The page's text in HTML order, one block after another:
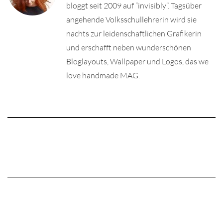
bloggt seit 2009 auf “invisibly”. Tagsüber
angehende Volksschullehrerin wird sie
nachts zur leidenschaftlichen Grafikerin
und erschafft neben wunderschönen
Bloglayouts, Wallpaper und Logos, das we
love handmade MAG.